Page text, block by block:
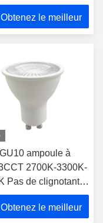
atténuée
Obtenez le meilleur
ampoule à
2700K-3300K-
Pas de clignotant
puissance
5,5 W CRI 90
Obtenez le meilleur